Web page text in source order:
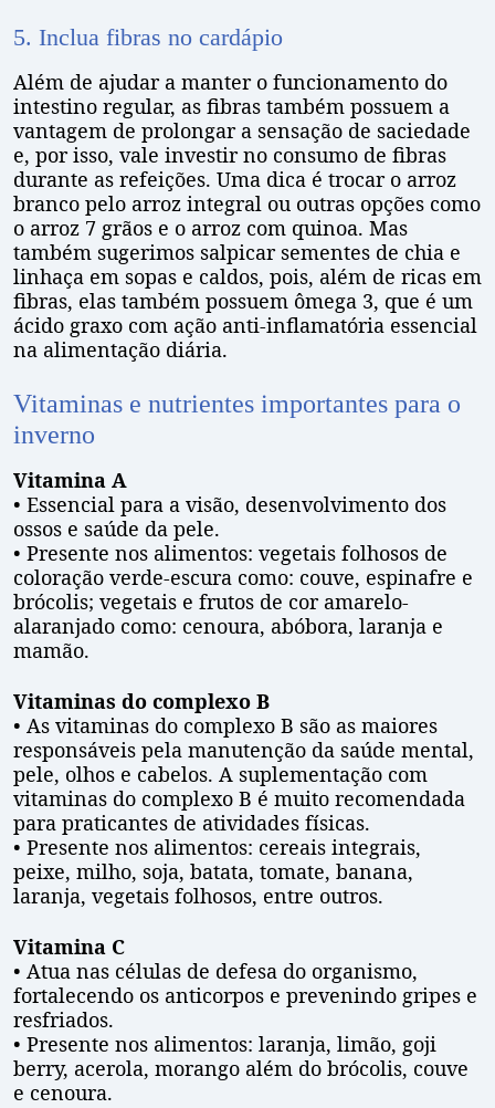
5. Inclua fibras no cardápio
Além de ajudar a manter o funcionamento do
intestino regular, as fibras também possuem a
vantagem de prolongar a sensação de saciedade
e, por isso, vale investir no consumo de fibras
durante as refeições. Uma dica é trocar o arroz
branco pelo arroz integral ou outras opções como
o arroz 7 grãos e o arroz com quinoa. Mas
também sugerimos salpicar sementes de chia e
linhaça em sopas e caldos, pois, além de ricas em
fibras, elas também possuem ômega 3, que é um
ácido graxo com ação anti-inflamatória essencial
na alimentação diária.
Vitaminas e nutrientes importantes para o
inverno
Vitamina A
• Essencial para a visão, desenvolvimento dos
ossos e saúde da pele.
• Presente nos alimentos: vegetais folhosos de
coloração verde-escura como: couve, espinafre e
brócolis; vegetais e frutos de cor amarelo-
alaranjado como: cenoura, abóbora, laranja e
mamão.
Vitaminas do complexo B
• As vitaminas do complexo B são as maiores
responsáveis pela manutenção da saúde mental,
pele, olhos e cabelos. A suplementação com
vitaminas do complexo B é muito recomendada
para praticantes de atividades físicas.
• Presente nos alimentos: cereais integrais,
peixe, milho, soja, batata, tomate, banana,
laranja, vegetais folhosos, entre outros.
Vitamina C
• Atua nas células de defesa do organismo,
fortalecendo os anticorpos e prevenindo gripes e
resfriados.
• Presente nos alimentos: laranja, limão, goji
berry, acerola, morango além do brócolis, couve
e cenoura.